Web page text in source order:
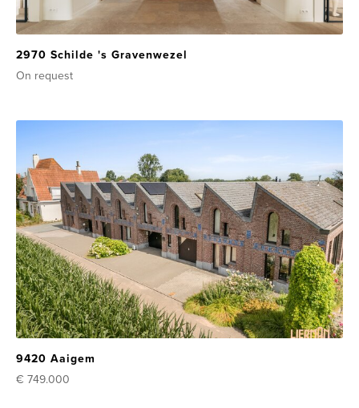
2970 Schilde 's Gravenwezel
On request
9420 Aaigem
€ 749.000